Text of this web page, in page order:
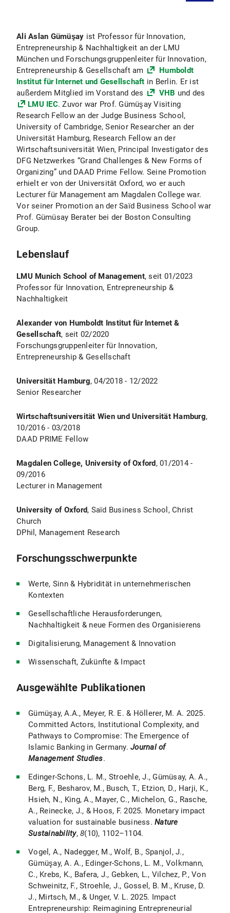
Ali Aslan Gümüşay ist Professor für Innovation,
Entrepreneurship & Nachhaltigkeit an der LMU
München und Forschungsgruppenleiter für Innovation,
Entrepreneurship & Gesellschaft am
Humboldt
Institut für Internet und Gesellschaft in Berlin. Er ist
außerdem Mitglied im Vorstand des
VHB und des
LMU IEC. Zuvor war Prof. Gümüşay Visiting
Research Fellow an der Judge Business School,
University of Cambridge, Senior Researcher an der
Universität Hamburg, Research Fellow an der
Wirtschaftsuniversität Wien, Principal Investigator des
DFG Netzwerkes “Grand Challenges & New Forms of
Organizing” und DAAD Prime Fellow. Seine Promotion
erhielt er von der Universität Oxford, wo er auch
Lecturer für Management am Magdalen College war.
Vor seiner Promotion an der Saïd Business School war
Prof. Gümüsay Berater bei der Boston Consulting
Group.
Lebenslauf
LMU Munich School of Management, seit 01/2023
Professor für Innovation, Entrepreneurship &
Nachhaltigkeit
Alexander von Humboldt Institut für Internet &
Gesellschaft, seit 02/2020
Forschungsgruppenleiter für Innovation,
Entrepreneurship & Gesellschaft
Universität Hamburg, 04/2018 - 12/2022
Senior Researcher
Wirtschaftsuniversität Wien und Universität Hamburg,
10/2016 - 03/2018
DAAD PRIME Fellow
Magdalen College, University of Oxford, 01/2014 -
09/2016
Lecturer in Management
University of Oxford, Saïd Business School, Christ
Church
DPhil, Management Research
Forschungsschwerpunkte
Werte, Sinn & Hybridität in unternehmerischen
Kontexten
Gesellschaftliche Herausforderungen,
Nachhaltigkeit & neue Formen des Organisierens
Digitalisierung, Management & Innovation
Wissenschaft, Zukünfte & Impact
Ausgewählte Publikationen
Gümüşay, A.A., Meyer, R. E. & Höllerer, M. A. 2025.
Committed Actors, Institutional Complexity, and
Pathways to Compromise: The Emergence of
Islamic Banking in Germany. Journal of
Management Studies.
Edinger-Schons, L. M., Stroehle, J., Gümüsay, A. A.,
Berg, F., Besharov, M., Busch, T., Etzion, D., Harji, K.,
Hsieh, N., King, A., Mayer, C., Michelon, G., Rasche,
A., Reinecke, J., & Hoos, F. 2025. Monetary impact
valuation for sustainable business. Nature
Sustainability, 8(10), 1102–1104.
Vogel, A., Nadegger, M., Wolf, B., Spanjol, J.,
Gümüşay, A. A., Edinger-Schons, L. M., Volkmann,
C., Krebs, K., Bafera, J., Gebken, L., Vilchez, P., Von
Schweinitz, F., Stroehle, J., Gossel, B. M., Kruse, D.
J., Mirtsch, M., & Unger, V. L. 2025. Impact
Entrepreneurship: Reimagining Entrepreneurial